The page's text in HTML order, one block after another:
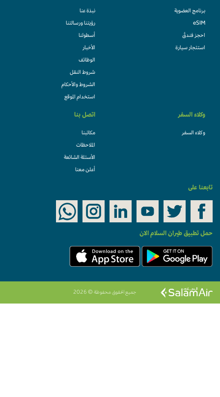
برنامج العضوية
eSIM
احجز فندقً
استئجار سيارة
نبذة عنا
رؤيتنا ورسالتنا
أسطولنا
الأخبار
الوظائف
شروط النقل
الشروط والأحكام
استخدام الموقع
وكلاء السفر
وكلاء السفر
اتصل بنا
مكاتبنا
الملاحظات
الأسئلة الشائعة
أعلن معنا
تابعنا على
حمل تطبيق طيران السلام الان
جميع الحقوق محفوظة © 2026